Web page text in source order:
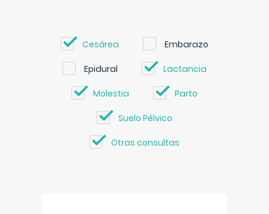
Cesárea Embarazo
Epidural Lactancia
Molestia Parto
Suelo Pélvico
Otras consultas